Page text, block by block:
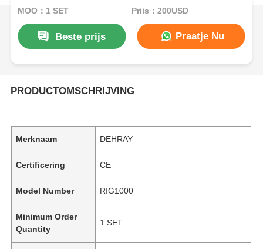
noodstroom
MOQ：1 SET Prijs：200USD
Beste prijs Praatje Nu
PRODUCTOMSCHRIJVING
Merknaam DEHRAY
Certificering CE
Model Number RIG1000
Minimum Order
Quantity
1 SET